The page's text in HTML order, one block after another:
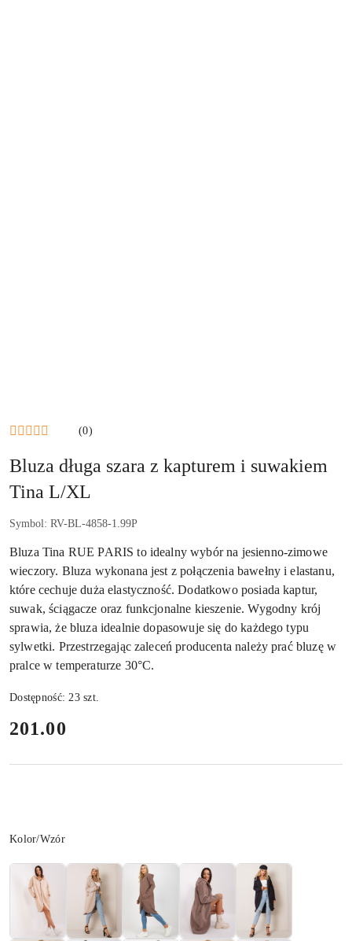
(0)
Bluza długa szara z kapturem i suwakiem
Tina L/XL
Symbol: RV-BL-4858-1.99P
Bluza Tina RUE PARIS to idealny wybór na jesienno-zimowe
wieczory. Bluza wykonana jest z połączenia bawełny i elastanu,
które cechuje duża elastyczność. Dodatkowo posiada kaptur,
suwak, ściągacze oraz funkcjonalne kieszenie. Wygodny krój
sprawia, że bluza idealnie dopasowuje się do każdego typu
sylwetki. Przestrzegając zaleceń producenta należy prać bluzę w
pralce w temperaturze 30°C.
Dostępność:23szt.
cena:
201.00
Wariant
Kolor/Wzór